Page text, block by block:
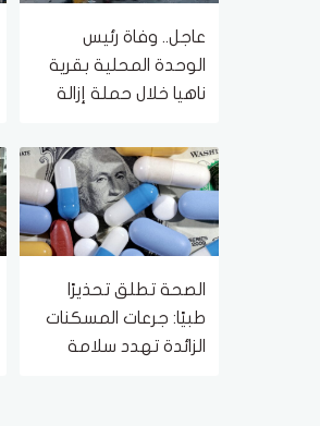
عاجل.. وفاة رئيس
الوحدة المحلية بقرية
ناهيا خلال حملة إزالة
الصحة تطلق تحذيرًا
طبيًا: جرعات المسكنات
الزائدة تهدد سلامة